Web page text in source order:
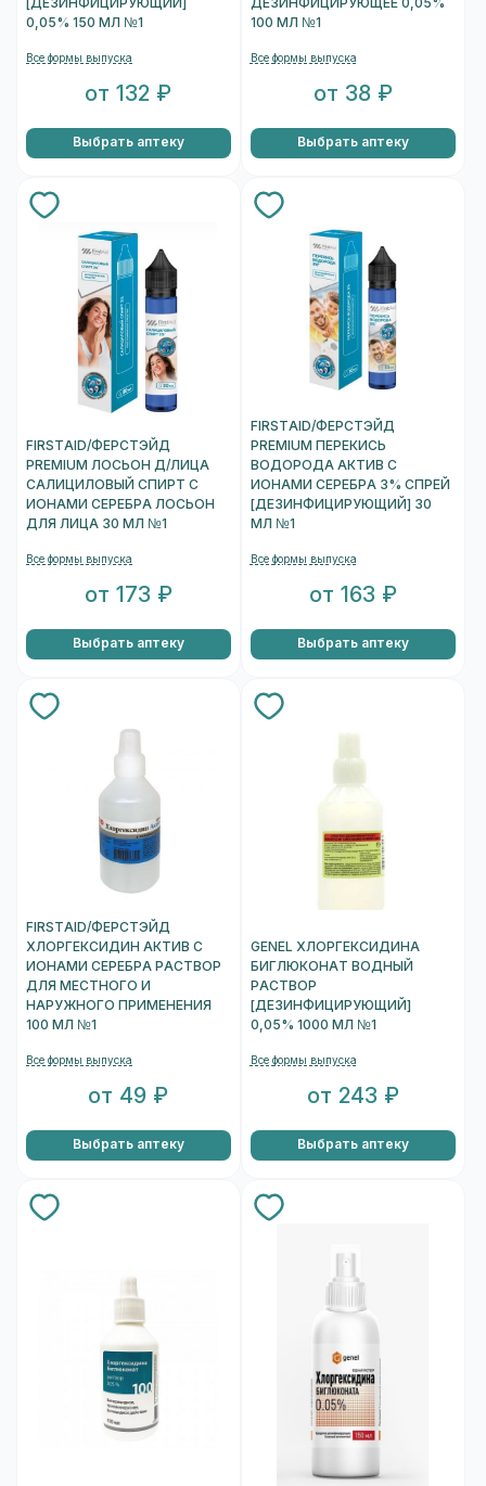
[ДЕЗИНФИЦИРУЮЩИЙ]
0,05% 150 МЛ №1
Все формы выпуска
от 132 ₽
Выбрать аптеку
ДЕЗИНФИЦИРУЮЩЕЕ 0,05%
100 МЛ №1
Все формы выпуска
от 38 ₽
Выбрать аптеку
FIRSTAID/ФЕРСТЭЙД
PREMIUM ЛОСЬОН Д/ЛИЦА
САЛИЦИЛОВЫЙ СПИРТ С
ИОНАМИ СЕРЕБРА ЛОСЬОН
ДЛЯ ЛИЦА 30 МЛ №1
Все формы выпуска
от 173 ₽
Выбрать аптеку
FIRSTAID/ФЕРСТЭЙД
PREMIUM ПЕРЕКИСЬ
ВОДОРОДА АКТИВ С
ИОНАМИ СЕРЕБРА 3% СПРЕЙ
[ДЕЗИНФИЦИРУЮЩИЙ] 30
МЛ №1
Все формы выпуска
от 163 ₽
Выбрать аптеку
FIRSTAID/ФЕРСТЭЙД
ХЛОРГЕКСИДИН АКТИВ С
ИОНАМИ СЕРЕБРА РАСТВОР
ДЛЯ МЕСТНОГО И
НАРУЖНОГО ПРИМЕНЕНИЯ
100 МЛ №1
Все формы выпуска
от 49 ₽
Выбрать аптеку
GENEL ХЛОРГЕКСИДИНА
БИГЛЮКОНАТ ВОДНЫЙ
РАСТВОР
[ДЕЗИНФИЦИРУЮЩИЙ]
0,05% 1000 МЛ №1
Все формы выпуска
от 243 ₽
Выбрать аптеку